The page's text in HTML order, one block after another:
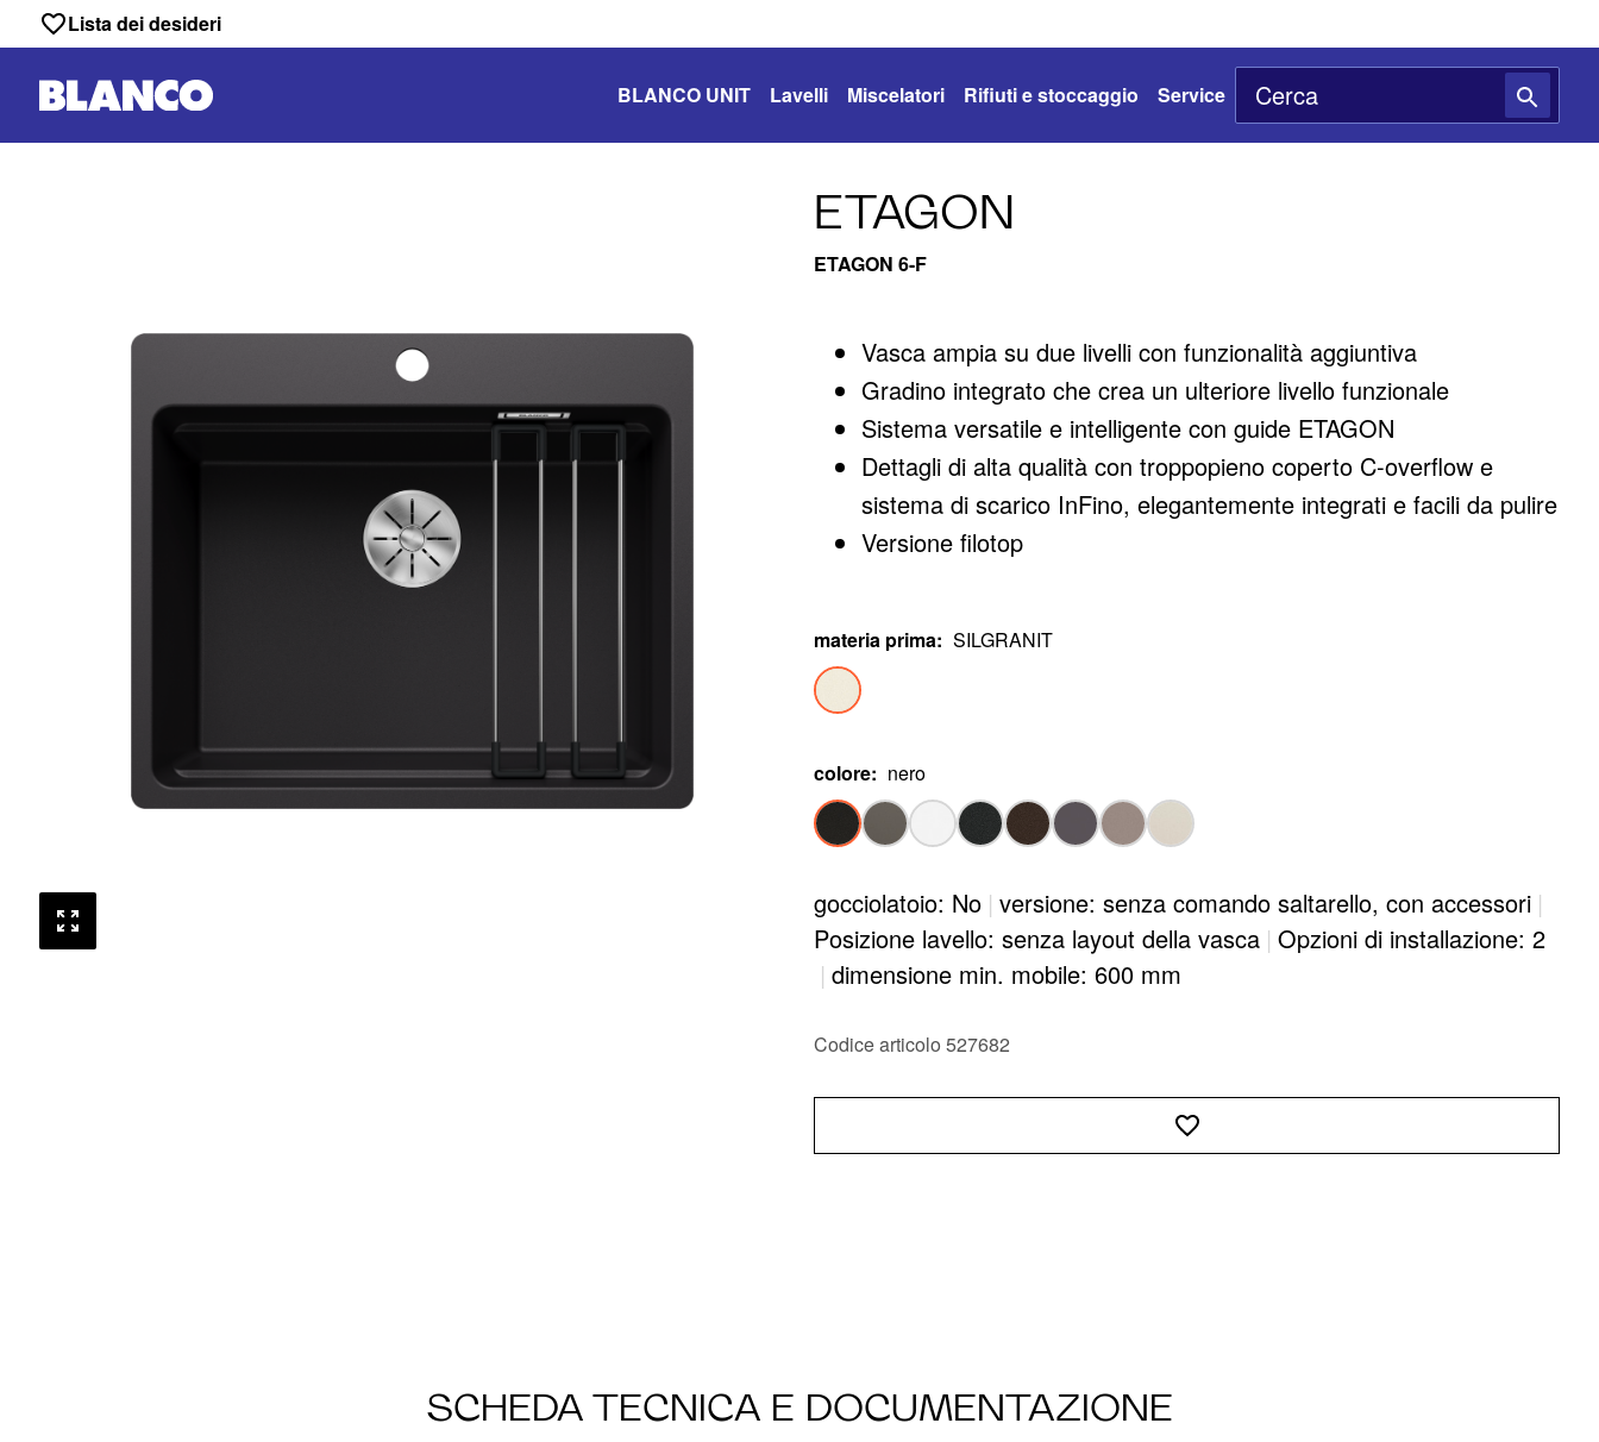
Lista dei desideri
BLANCO UNIT Lavelli Miscelatori Rifiuti e stoccaggio Service
ETAGON
ETAGON 6-F
Vasca ampia su due livelli con funzionalità aggiuntiva
Gradino integrato che crea un ulteriore livello funzionale
Sistema versatile e intelligente con guide ETAGON
Dettagli di alta qualità con troppopieno coperto C-overflow e
sistema di scarico InFino, elegantemente integrati e facili da pulire
Versione filotop
materia prima: SILGRANIT
colore: nero
gocciolatoio: No | versione: senza comando saltarello, con accessori |
Posizione lavello: senza layout della vasca | Opzioni di installazione: 2
| dimensione min. mobile: 600 mm
Codice articolo 527682
SCHEDA TECNICA E DOCUMENTAZIONE